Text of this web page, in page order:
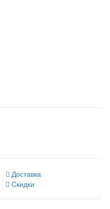
Доставка
Скидки